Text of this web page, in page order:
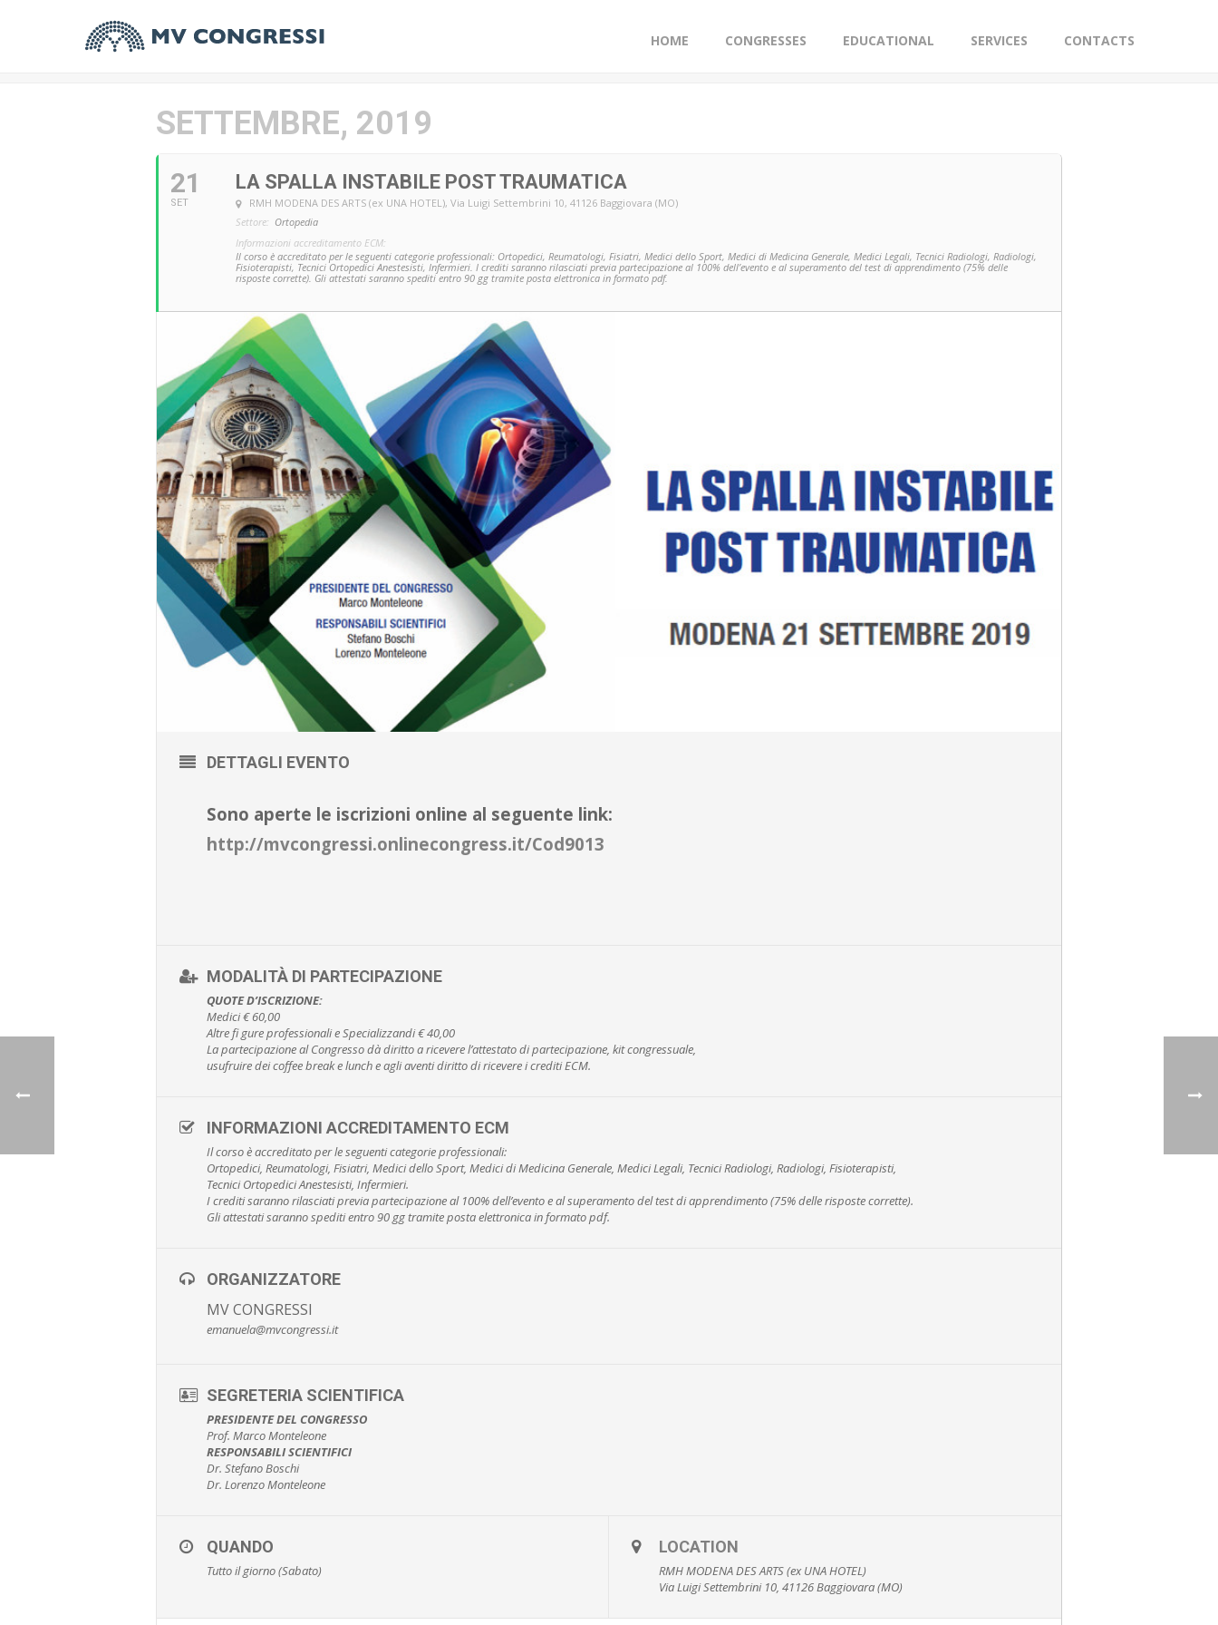
HOME CONGRESSES EDUCATIONAL SERVICES CONTACTS
SETTEMBRE, 2019
21
SET
LA SPALLA INSTABILE POST TRAUMATICA
RMH MODENA DES ARTS (ex UNA HOTEL), Via Luigi Settembrini 10, 41126 Baggiovara (MO)
Settore: Ortopedia
Informazioni accreditamento ECM:
Il corso è accreditato per le seguenti categorie professionali: Ortopedici, Reumatologi, Fisiatri, Medici dello Sport, Medici di Medicina Generale, Medici Legali, Tecnici Radiologi, Radiologi,
Fisioterapisti, Tecnici Ortopedici Anestesisti, Infermieri. I crediti saranno rilasciati previa partecipazione al 100% dell’evento e al superamento del test di apprendimento (75% delle
risposte corrette). Gli attestati saranno spediti entro 90 gg tramite posta elettronica in formato pdf.
DETTAGLI EVENTO
Sono aperte le iscrizioni online al seguente link:
http://mvcongressi.onlinecongress.it/Cod9013
MODALITÀ DI PARTECIPAZIONE
QUOTE D’ISCRIZIONE:
Medici € 60,00
Altre fi gure professionali e Specializzandi € 40,00
La partecipazione al Congresso dà diritto a ricevere l’attestato di partecipazione, kit congressuale,
usufruire dei coffee break e lunch e agli aventi diritto di ricevere i crediti ECM.
INFORMAZIONI ACCREDITAMENTO ECM
Il corso è accreditato per le seguenti categorie professionali:
Ortopedici, Reumatologi, Fisiatri, Medici dello Sport, Medici di Medicina Generale, Medici Legali, Tecnici Radiologi, Radiologi, Fisioterapisti,
Tecnici Ortopedici Anestesisti, Infermieri.
I crediti saranno rilasciati previa partecipazione al 100% dell’evento e al superamento del test di apprendimento (75% delle risposte corrette).
Gli attestati saranno spediti entro 90 gg tramite posta elettronica in formato pdf.
ORGANIZZATORE
MV CONGRESSI
emanuela@mvcongressi.it
SEGRETERIA SCIENTIFICA
PRESIDENTE DEL CONGRESSO
Prof. Marco Monteleone
RESPONSABILI SCIENTIFICI
Dr. Stefano Boschi
Dr. Lorenzo Monteleone
QUANDO
Tutto il giorno (Sabato)
LOCATION
RMH MODENA DES ARTS (ex UNA HOTEL)
Via Luigi Settembrini 10, 41126 Baggiovara (MO)